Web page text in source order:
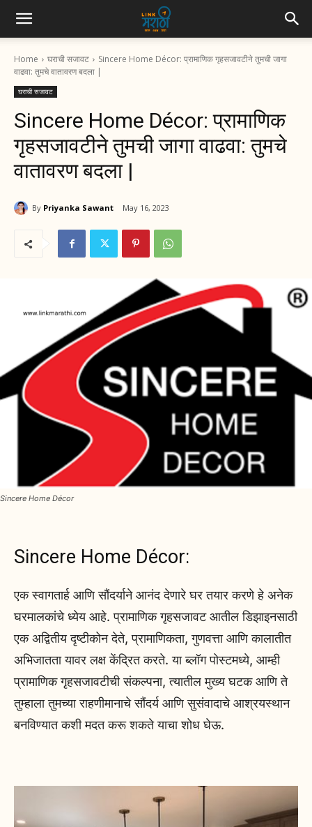
Home घराची सजावट
Sincere Home Décor: प्रामाणिक गृहसजावटीने तुमची जागा
वाढवा: तुमचे वातावरण बदला |
घराची सजावट
Sincere Home Décor: प्रामाणिक
गृहसजावटीने तुमची जागा वाढवा: तुमचे
वातावरण बदला |
By Priyanka Sawant May 16, 2023
Sincere Home Décor
Sincere Home Décor:
एक स्वागतार्ह आणि सौंदर्याने आनंद देणारे घर तयार करणे हे अनेक
घरमालकांचे ध्येय आहे. प्रामाणिक गृहसजावट आतील डिझाइनसाठी
एक अद्वितीय दृष्टीकोन देते, प्रामाणिकता, गुणवत्ता आणि कालातीत
अभिजातता यावर लक्ष केंद्रित करते. या ब्लॉग पोस्टमध्ये, आम्ही
प्रामाणिक गृहसजावटीची संकल्पना, त्यातील मुख्य घटक आणि ते
तुम्हाला तुमच्या राहणीमानाचे सौंदर्य आणि सुसंवादाचे आश्रयस्थान
बनविण्यात कशी मदत करू शकते याचा शोध घेऊ.